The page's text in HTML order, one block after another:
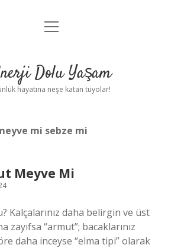
Anasayfa
Yasal Uyarı
menüyü
Dolu Yaşam
hayatına neşe katan tüyolar!
mi sebze mi
Meyve Mi
Kalçalarınız daha belirgin ve üst
zayıfsa “armut”; bacaklarınız
daha inceyse “elma tipi” olarak